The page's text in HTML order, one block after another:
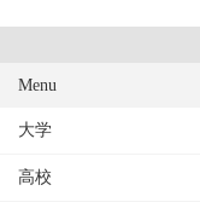
Menu
大学
高校